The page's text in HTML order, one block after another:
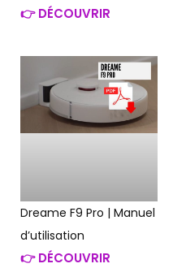
👉 DÉCOUVRIR
Dreame F9 Pro | Manuel
d’utilisation
👉 DÉCOUVRIR